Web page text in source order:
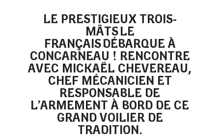
LE PRESTIGIEUX TROIS-
MÂTS LE
FRANÇAIS DÉBARQUE À
CONCARNEAU ! RENCONTRE
AVEC MICKAËL CHEVEREAU,
CHEF MÉCANICIEN ET
RESPONSABLE DE
L’ARMEMENT À BORD DE CE
GRAND VOILIER DE
TRADITION.